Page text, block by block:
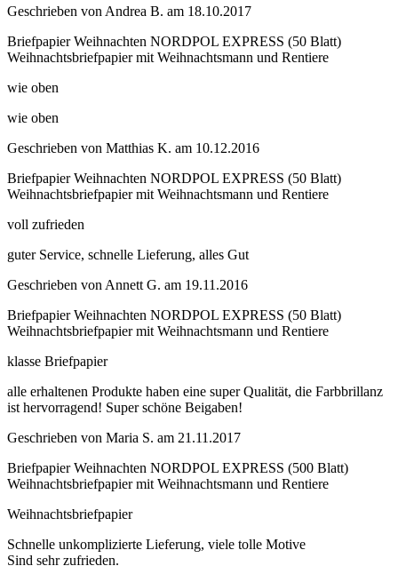
Geschrieben von Andrea B. am 18.10.2017
Briefpapier Weihnachten NORDPOL EXPRESS (50 Blatt)
Weihnachtsbriefpapier mit Weihnachtsmann und Rentiere
wie oben
wie oben
Geschrieben von Matthias K. am 10.12.2016
Briefpapier Weihnachten NORDPOL EXPRESS (50 Blatt)
Weihnachtsbriefpapier mit Weihnachtsmann und Rentiere
voll zufrieden
guter Service, schnelle Lieferung, alles Gut
Geschrieben von Annett G. am 19.11.2016
Briefpapier Weihnachten NORDPOL EXPRESS (50 Blatt)
Weihnachtsbriefpapier mit Weihnachtsmann und Rentiere
klasse Briefpapier
alle erhaltenen Produkte haben eine super Qualität, die Farbbrillanz
ist hervorragend! Super schöne Beigaben!
Geschrieben von Maria S. am 21.11.2017
Briefpapier Weihnachten NORDPOL EXPRESS (500 Blatt)
Weihnachtsbriefpapier mit Weihnachtsmann und Rentiere
Weihnachtsbriefpapier
Schnelle unkomplizierte Lieferung, viele tolle Motive
Sind sehr zufrieden.